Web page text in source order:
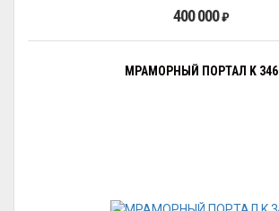
400 000₽
МРАМОРНЫЙ ПОРТАЛ K 346